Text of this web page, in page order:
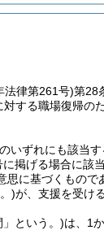
法律第261号)第28
する職場復帰の
のいずれにも該当す
掲げる場合に該
に基づくもので
)が、支援を受け
という。)は、1